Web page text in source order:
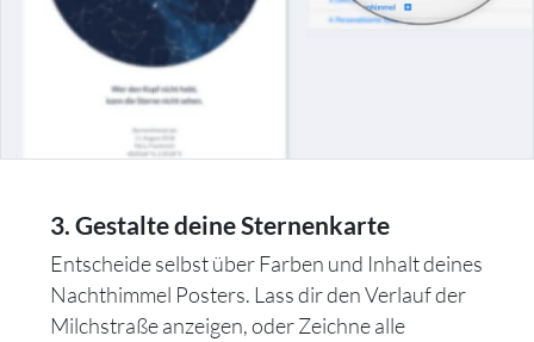
3. Gestalte deine Sternenkarte
Entscheide selbst über Farben und Inhalt deines
Nachthimmel Posters. Lass dir den Verlauf der
Milchstraße anzeigen, oder Zeichne alle